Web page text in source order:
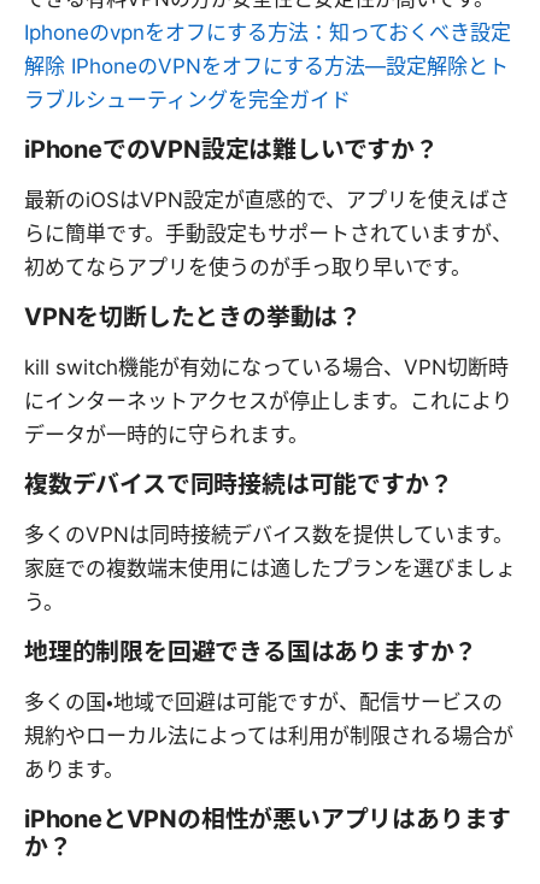
Iphoneのvpnをオフにする方法：知っておくべき設定
解除 IPhoneのVPNをオフにする方法—設定解除とト
ラブルシューティングを完全ガイド
iPhoneでのVPN設定は難しいですか？
最新のiOSはVPN設定が直感的で、アプリを使えばさ
らに簡単です。手動設定もサポートされていますが、
初めてならアプリを使うのが手っ取り早いです。
VPNを切断したときの挙動は？
kill switch機能が有効になっている場合、VPN切断時
にインターネットアクセスが停止します。これにより
データが一時的に守られます。
複数デバイスで同時接続は可能ですか？
多くのVPNは同時接続デバイス数を提供しています。
家庭での複数端末使用には適したプランを選びましょ
う。
地理的制限を回避できる国はありますか？
多くの国・地域で回避は可能ですが、配信サービスの
規約やローカル法によっては利用が制限される場合が
あります。
iPhoneとVPNの相性が悪いアプリはあります
か？